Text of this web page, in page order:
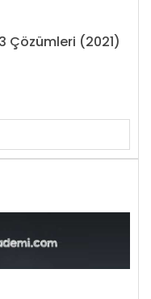
Çözümleri (2021)